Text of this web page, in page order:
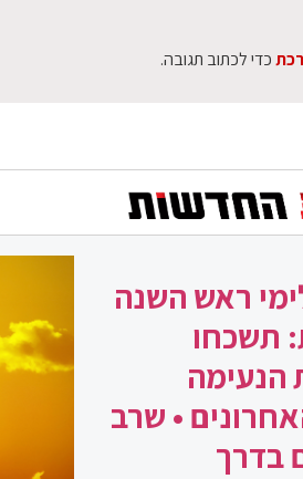
כדי לכתוב תגובה.
ראש השנה
תשכחו
הנעימה
• שרב
בדרך